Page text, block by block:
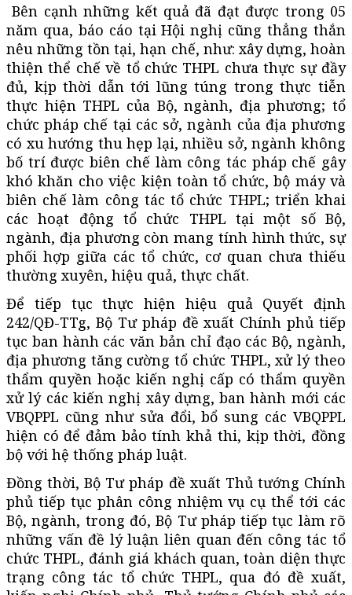
Bên cạnh những kết quả đã đạt được trong 05
năm qua, báo cáo tại Hội nghị cũng thẳng thắn
nêu những tồn tại, hạn chế, như: xây dựng, hoàn
thiện thể chế về tổ chức THPL chưa thực sự đầy
đủ, kịp thời dẫn tới lũng túng trong thực tiễn
thực hiện THPL của Bộ, ngành, địa phương; tổ
chức pháp chế tại các sở, ngành của địa phương
có xu hướng thu hẹp lại, nhiều sở, ngành không
bố trí được biên chế làm công tác pháp chế gây
khó khăn cho việc kiện toàn tổ chức, bộ máy và
biên chế làm công tác tổ chức THPL; triển khai
các hoạt động tổ chức THPL tại một số Bộ,
ngành, địa phương còn mang tính hình thức, sự
phối hợp giữa các tổ chức, cơ quan chưa thiếu
thường xuyên, hiệu quả, thực chất.
Để tiếp tục thực hiện hiệu quả Quyết định
242/QĐ-TTg, Bộ Tư pháp đề xuất Chính phủ tiếp
tục ban hành các văn bản chỉ đạo các Bộ, ngành,
địa phương tăng cường tổ chức THPL, xử lý theo
thẩm quyền hoặc kiến nghị cấp có thẩm quyền
xử lý các kiến nghị xây dựng, ban hành mới các
VBQPPL cũng như sửa đổi, bổ sung các VBQPPL
hiện có để đảm bảo tính khả thi, kịp thời, đồng
bộ với hệ thống pháp luật.
Đồng thời, Bộ Tư pháp đề xuất Thủ tướng Chính
phủ tiếp tục phân công nhiệm vụ cụ thể tới các
Bộ, ngành, trong đó, Bộ Tư pháp tiếp tục làm rõ
những vấn đề lý luận liên quan đến công tác tổ
chức THPL, đánh giá khách quan, toàn diện thực
trạng công tác tổ chức THPL, qua đó đề xuất,